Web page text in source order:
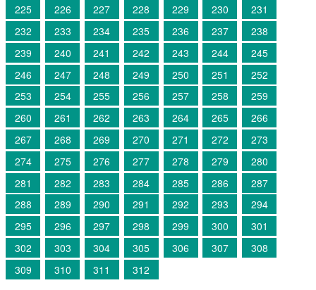
225
226 227 228 229 230
231
232
233 234 235 236 237
238
239
240 241 242 243 244
245
246
247 248 249 250 251
252
253
254 255 256 257 258
259
260
261 262 263 264 265
266
267
268 269 270 271 272
273
274
275 276 277 278 279
280
281
282 283 284 285 286
287
288
289 290 291 292 293
294
295
296 297 298 299 300
301
302
303 304 305 306 307
308
309
310 311 312